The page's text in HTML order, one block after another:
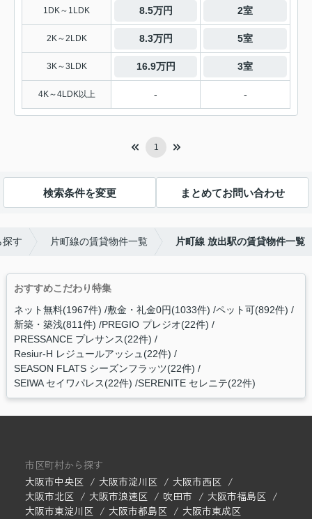
1DK～1LDK 8.5万円 2室
2K～2LDK 8.3万円 5室
3K～3LDK 16.9万円 3室
4K～4LDK以上 - -
1
検索条件を変更 まとめてお問い合わせ
探す 片町線の賃貸物件一覧 片町線 放出駅の賃貸物件一覧
おすすめこだわり特集
ネット無料(1967件) 敷金・礼金0円(1033件) ペット可(892件)
新築・築浅(811件) PREGIO プレジオ(22件)
PRESSANCE プレサンス(22件)
Resiur-H レジュールアッシュ(22件)
SEASON FLATS シーズンフラッツ(22件)
SEIWA セイワパレス(22件) SERENITE セレニテ(22件)
市区町村から探す
大阪市中央区
大阪市淀川区
大阪市西区
大阪市北区
大阪市浪速区 吹田市
大阪市福島区
大阪市東淀川区
大阪市都島区
大阪市東成区